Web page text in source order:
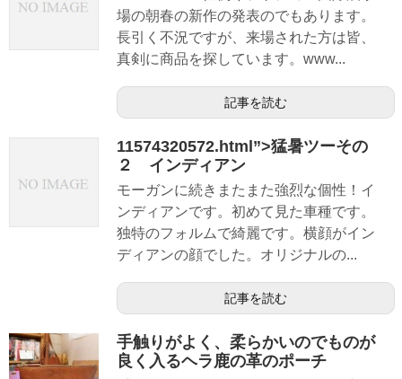
場の朝春の新作の発表のでもあります。
長引く不況ですが、来場された方は皆、
真剣に商品を探しています。www...
記事を読む
11574320572.html”>猛暑ツーその
２ インディアン
モーガンに続きまたまた強烈な個性！イ
ンディアンです。初めて見た車種です。
独特のフォルムで綺麗です。横顔がイン
ディアンの顔でした。オリジナルの...
記事を読む
手触りがよく、柔らかいのでものが
良く入るヘラ鹿の革のポーチ